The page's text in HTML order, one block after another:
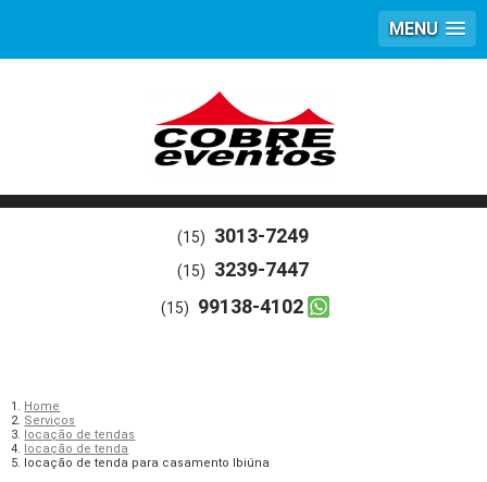
MENU
(15) 3013-7249
(15) 3239-7447
(15) 99138-4102
Home
Serviços
locação de tendas
locação de tenda
locação de tenda para casamento Ibiúna